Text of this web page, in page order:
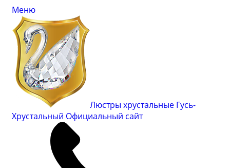
Меню
Люстры хрустальные Гусь-
Хрустальный Официальный сайт